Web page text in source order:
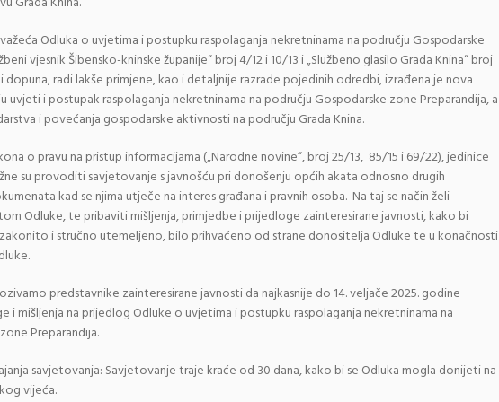
Odluka o uvjetima i postupku raspolaganja nekretninama na području Gospodarske
vjesnik Šibensko-kninske županije“ broj 4/12 i 10/13 i „Službeno glasilo Grada Knina“ broj
dopuna, radi lakše primjene, kao i detaljnije razrade pojedinih odredbi, izrađena je nova
uvjeti i postupak raspolaganja nekretninama na području Gospodarske zone Preparandija, a
i povećanja gospodarske aktivnosti na području Grada Knina.
o pravu na pristup informacijama („Narodne novine“, broj 25/13, 85/15 i 69/22), jedinice
su provoditi savjetovanje s javnošću pri donošenju općih akata odnosno drugih
kad se njima utječe na interes građana i pravnih osoba. Na taj se način želi
Odluke, te pribaviti mišljenja, primjedbe i prijedloge zainteresirane javnosti, kako bi
i stručno utemeljeno, bilo prihvaćeno od strane donositelja Odluke te u konačnosti
predstavnike zainteresirane javnosti da najkasnije do 14. veljače 2025. godine
i mišljenja na prijedlog Odluke o uvjetima i postupku raspolaganja nekretninama na
Preparandija.
savjetovanja: Savjetovanje traje kraće od 30 dana, kako bi se Odluka mogla donijeti na
vijeća.